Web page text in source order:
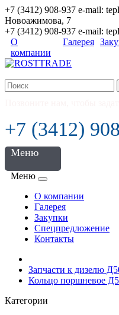
+7 (3412) 908-937 e-mail:
Новоажимова, 7
+7 (3412) 908-937 e-mail:
О
компании
Галерея
+7 (3412)
Меню
Меню
О компании
Галерея
Закупки
Спецпредложение
Контакты
Запчасти к дизелю
Кольцо поршневое
Категории